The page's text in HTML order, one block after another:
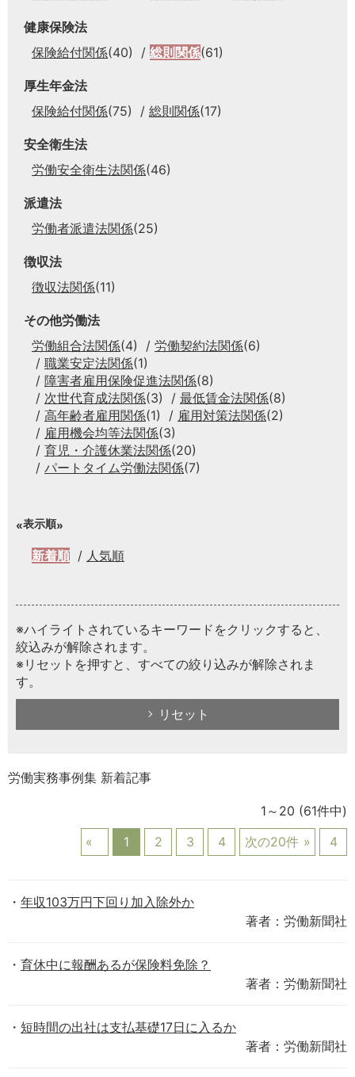
健康保険法
保険給付関係(40) 総則関係(61)
厚生年金法
保険給付関係(75) 総則関係(17)
安全衛生法
労働安全衛生法関係(46)
派遣法
労働者派遣法関係(25)
徴収法
徴収法関係(11)
その他労働法
労働組合法関係(4) 労働契約法関係(6)
職業安定法関係(1)
障害者雇用保険促進法関係(8)
次世代育成法関係(3) 最低賃金法関係(8)
高年齢者雇用関係(1) 雇用対策法関係(2)
雇用機会均等法関係(3)
育児・介護休業法関係(20)
パートタイム労働法関係(7)
表示順
新着順 人気順
※ハイライトされているキーワードをクリックすると、
絞込みが解除されます。
※リセットを押すと、すべての絞り込みが解除されま
す。
リセット
労働実務事例集 新着記事
1～20 (61件中)
1
2 3 4 次の20件 4
年収103万円下回り加入除外か
著者：労働新聞社
育休中に報酬あるが保険料免除？
著者：労働新聞社
短時間の出社は支払基礎17日に入るか
著者：労働新聞社